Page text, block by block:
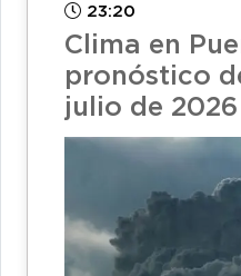
23:20
Clima en
pronóstico
julio de 2026